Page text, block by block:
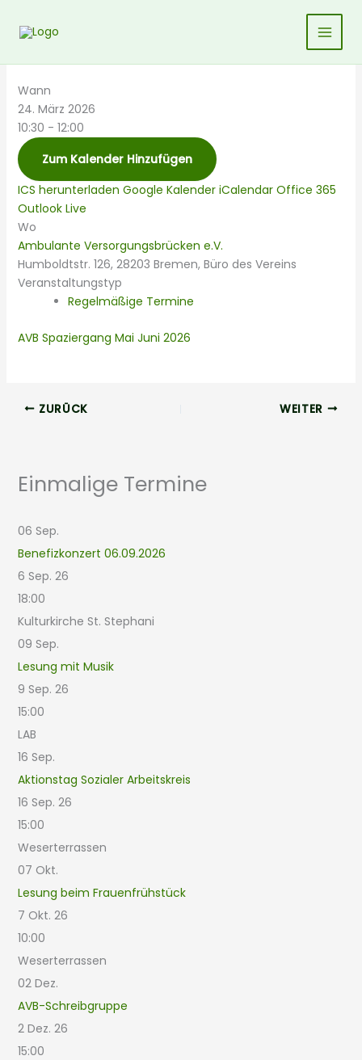
Inhalt
Wann
24. März 2026
10:30 - 12:00
Zum Kalender Hinzufügen
ICS herunterladen Google Kalender iCalendar Office 365
Outlook Live
Wo
Ambulante Versorgungsbrücken e.V.
Humboldtstr. 126, 28203 Bremen, Büro des Vereins
Veranstaltungstyp
Regelmäßige Termine
AVB Spaziergang Mai Juni 2026
ZURÜCK WEITER
Einmalige Termine
06 Sep.
Benefizkonzert 06.09.2026
6 Sep. 26
18:00
Kulturkirche St. Stephani
09 Sep.
Lesung mit Musik
9 Sep. 26
15:00
LAB
16 Sep.
Aktionstag Sozialer Arbeitskreis
16 Sep. 26
15:00
Weserterrassen
07 Okt.
Lesung beim Frauenfrühstück
7 Okt. 26
10:00
Weserterrassen
02 Dez.
AVB-Schreibgruppe
2 Dez. 26
15:00